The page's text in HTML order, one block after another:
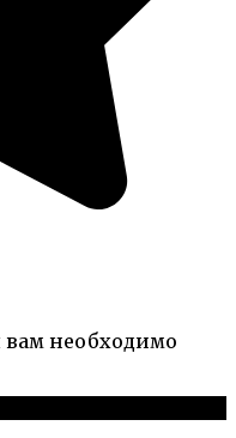
необходимо